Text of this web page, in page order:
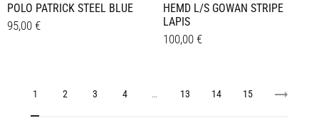
POLO PATRICK STEEL BLUE
95,00 €
mehrere
Varianten
HEMD L/S GOWAN STRIPE
LAPIS
100,00 €
weist
1 2 3 4 … 13 14 15